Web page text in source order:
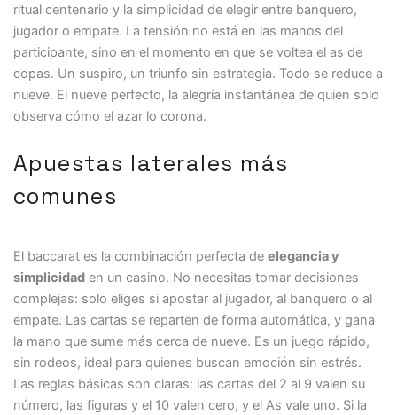
ritual centenario y la simplicidad de elegir entre banquero,
jugador o empate. La tensión no está en las manos del
participante, sino en el momento en que se voltea el as de
copas. Un suspiro, un triunfo sin estrategia. Todo se reduce a
nueve. El nueve perfecto, la alegría instantánea de quien solo
observa cómo el azar lo corona.
Apuestas laterales más
comunes
El baccarat es la combinación perfecta de elegancia y
simplicidaden un casino. No necesitas tomar decisiones
complejas: solo eliges si apostar al jugador, al banquero o al
empate. Las cartas se reparten de forma automática, y gana
la mano que sume más cerca de nueve. Es un juego rápido,
sin rodeos, ideal para quienes buscan emoción sin estrés.
Las reglas básicas son claras: las cartas del 2 al 9 valen su
número, las figuras y el 10 valen cero, y el As vale uno. Si la